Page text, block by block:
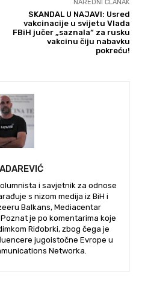
NAREDNI ČLANAK
SKANDAL U NAJAVI: Usred
vakcinacije u svijetu Vlada
FBiH jučer „saznala“ za rusku
vakcinu čiju nabavku
pokreću!
i savjetnik za odnose
s nizom medija iz BiH i
Balkans, Mediacentar
je po komentarima koje
Riđobrki, zbog čega je
jugoistočne Evrope u
Networka.